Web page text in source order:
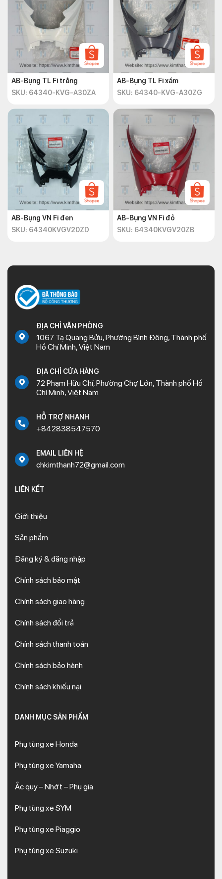
AB-Bụng TL Fi trắng
SKU: 64340-KVG-A30ZA
AB-Bụng TL Fi xám
SKU: 64340-KVG-A30ZG
AB-Bụng VN Fi đen
SKU: 64340KVGV20ZD
AB-Bụng VN Fi đỏ
SKU: 64340KVGV20ZB
ĐỊA CHỈ VĂN PHÒNG
1067 Tạ Quang Bửu, Phường Bình Đông, Thành phố
Hồ Chí Minh, Việt Nam
ĐỊA CHỈ CỬA HÀNG
72 Phạm Hữu Chí, Phường Chợ Lớn, Thành phố Hồ
Chí Minh, Việt Nam
HỖ TRỢ NHANH
+842838547570
EMAIL LIÊN HỆ
chkimthanh72@gmail.com
LIÊN KẾT
Giới thiệu
Sản phẩm
Đăng ký & đăng nhập
Chính sách bảo mật
Chính sách giao hàng
Chính sách đổi trả
Chính sách thanh toán
Chính sách bảo hành
Chính sách khiếu nại
DANH MỤC SẢN PHẨM
Phụ tùng xe Honda
Phụ tùng xe Yamaha
Ắc quy – Nhớt – Phụ gia
Phụ tùng xe SYM
Phụ tùng xe Piaggio
Phụ tùng xe Suzuki